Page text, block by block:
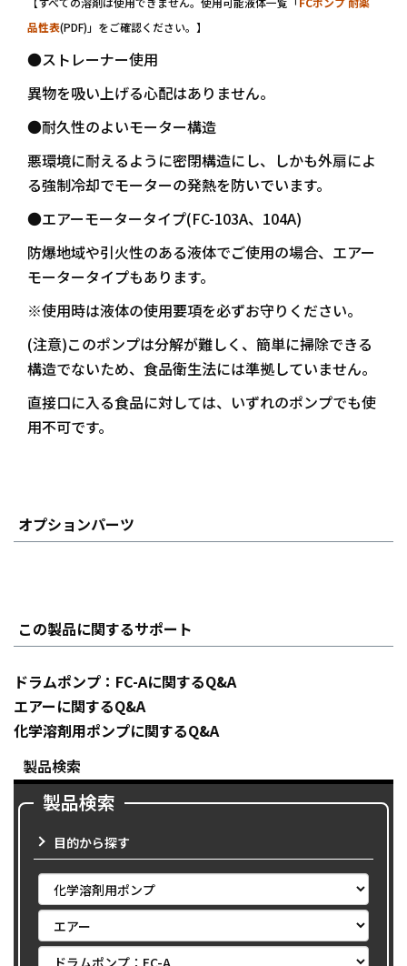
品性表(PDF)」をご確認ください。】
●ストレーナー使用
異物を吸い上げる心配はありません。
●耐久性のよいモーター構造
悪環境に耐えるように密閉構造にし、しかも外扇によ
る強制冷却でモーターの発熱を防いでいます。
●エアーモータータイプ(FC-103A、104A)
防爆地域や引火性のある液体でご使用の場合、エアー
モータータイプもあります。
※使用時は液体の使用要項を必ずお守りください。
(注意)このポンプは分解が難しく、簡単に掃除できる
構造でないため、食品衛生法には準拠していません。
直接口に入る食品に対しては、いずれのポンプでも使
用不可です。
オプションパーツ
この製品に関するサポート
ドラムポンプ：FC-Aに関するQ&A
エアーに関するQ&A
化学溶剤用ポンプに関するQ&A
製品検索
製品検索
目的から探す